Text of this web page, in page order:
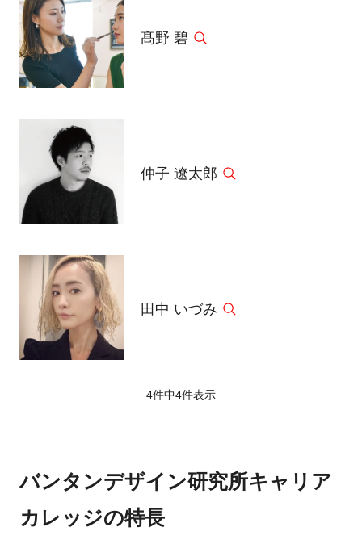
髙野 碧
仲子 遼太郎
田中 いづみ
4件中4件表示
バンタンデザイン研究所キャリア
カレッジの特長